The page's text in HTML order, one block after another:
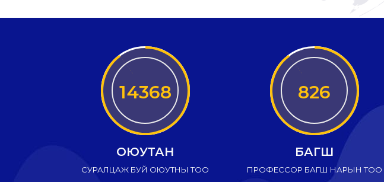
14368
ОЮУТАН
СУРАЛЦАЖ БУЙ ОЮУТНЫ ТОО
826
БАГШ
ПРОФЕССОР БАГШ НАРЫН ТОО